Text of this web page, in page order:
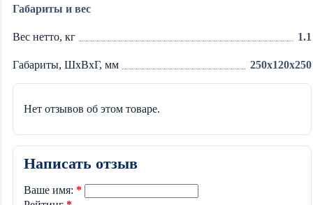
Габариты и вес
Вес нетто, кг 1.1
Габариты, ШxВxГ, мм 250x120x250
Нет отзывов об этом товаре.
Написать отзыв
Ваше имя: